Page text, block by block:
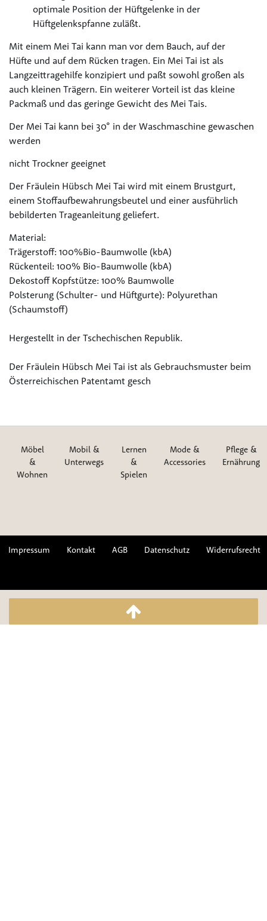
optimale Position der Hüftgelenke in der
Hüftgelenkspfanne zuläßt.
Mit einem Mei Tai kann man vor dem Bauch, auf der
Hüfte und auf dem Rücken tragen. Ein Mei Tai ist als
Langzeittragehilfe konzipiert und paßt sowohl großen als
auch kleinen Trägern. Ein weiterer Vorteil ist das kleine
Packmaß und das geringe Gewicht des Mei Tais.
Der Mei Tai kann bei 30° in der Waschmaschine gewaschen
werden
nicht Trockner geeignet
Der Fräulein Hübsch Mei Tai wird mit einem Brustgurt,
einem Stoffaufbewahrungsbeutel und einer ausführlich
bebilderten Trageanleitung geliefert.
Material:
Trägerstoff: 100%Bio-Baumwolle (kbA)
Rückenteil: 100% Bio-Baumwolle (kbA)
Dekostoff Kopfstütze: 100% Baumwolle
Polsterung (Schulter- und Hüftgurte): Polyurethan
(Schaumstoff)
Hergestellt in der Tschechischen Republik.
Der Fräulein Hübsch Mei Tai ist als Gebrauchsmuster beim
Österreichischen Patentamt gesch
Möbel
&
Wohnen
Mobil &
Unterwegs
Lernen
&
Spielen
Mode &
Accessories
Pflege &
Ernährung
Impressum Kontakt AGB Datenschutz Widerrufsrecht